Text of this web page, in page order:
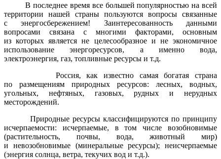
В последнее время все большей популярностью на всей
территории нашей страны пользуются вопросы связанные
с энергосбережением! Заинтересованность данными
вопросами связана с многими факторами, основным
из которых является не целесообразное и не экономичное
использование энергоресурсов, а именно вода,
электроэнергия, газ, топливные ресурсы и т.д.
Россия, как известно самая богатая страна
по размещениям природных ресурсов: лесных, водных,
угольных, нефтяных, газовых, рудных и нерудных
месторождений.
Природные ресурсы классифицируются по принципу
исчерпаемости: исчерпаемые, в том числе возобновимые
(растительность, почвы, вода, животный мир)
и невозобновимые (минеральные ресурсы); неисчерпаемые
(энергия солнца, ветра, текучих вод и т.д.).